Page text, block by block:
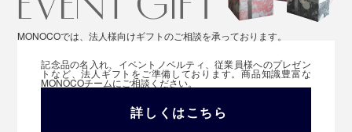
MONOCOでは、法人様向けギフトのご相談を承っております。
記念品の名入れ、イベントノベルティ、従業員様へのプレゼン
トなど、法人ギフトをご準備しております。商品知識豊富な
MONOCOチームにご相談ください。
詳しくはこちら